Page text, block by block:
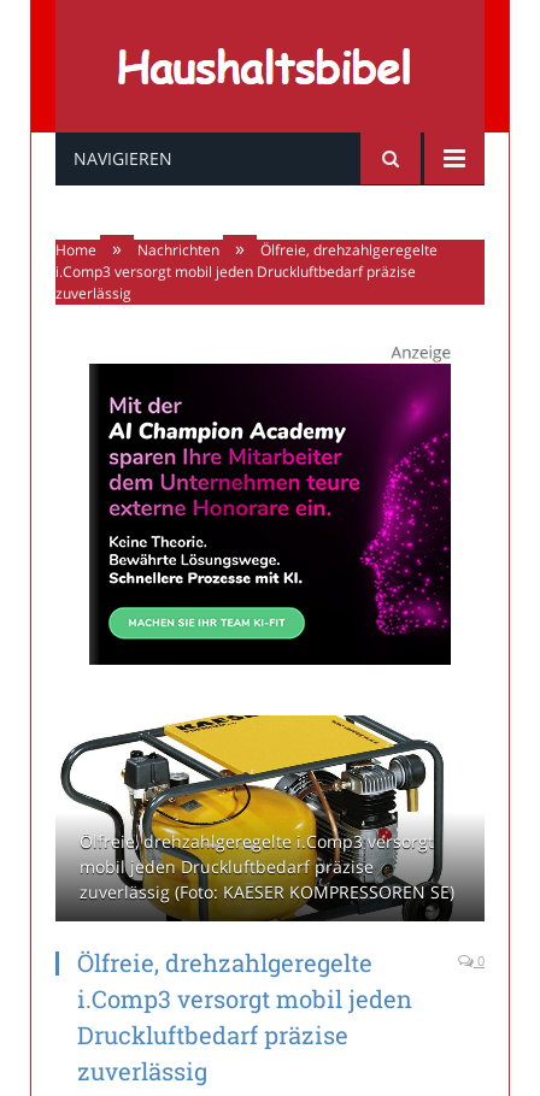
Haushaltsbibel
NAVIGIEREN
Home » Nachrichten »
Ölfreie, drehzahlgeregelte
i.Comp3 versorgt mobil jeden Druckluftbedarf präzise
zuverlässig
Ölfreie, drehzahlgeregelte i.Comp3 versorgt
mobil jeden Druckluftbedarf präzise
zuverlässig (Foto: KAESER KOMPRESSOREN SE)
Ölfreie, drehzahlgeregelte
i.Comp3 versorgt mobil jeden
Druckluftbedarf präzise
zuverlässig
0